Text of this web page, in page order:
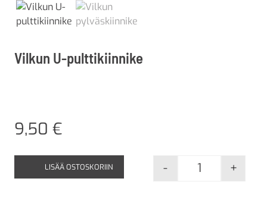
Vilkun U-pulttikiinnike
9,50 €
Vilkun U-
- +
LISÄÄ OSTOSKORIIN